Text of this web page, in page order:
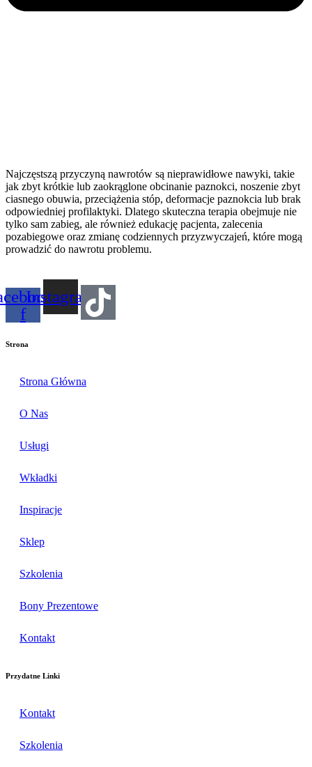
Najczęstszą przyczyną nawrotów są nieprawidłowe nawyki, takie
jak zbyt krótkie lub zaokrąglone obcinanie paznokci, noszenie zbyt
ciasnego obuwia, przeciążenia stóp, deformacje paznokcia lub brak
odpowiedniej profilaktyki. Dlatego skuteczna terapia obejmuje nie
tylko sam zabieg, ale również edukację pacjenta, zalecenia
pozabiegowe oraz zmianę codziennych przyzwyczajeń, które mogą
prowadzić do nawrotu problemu.
f
Instagram
Strona
Strona Główna
O Nas
Usługi
Wkładki
Inspiracje
Sklep
Szkolenia
Bony Prezentowe
Kontakt
Przydatne Linki
Kontakt
Szkolenia